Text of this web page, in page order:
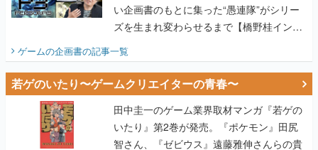
い企画書のもとに集った“愚連隊”がシリー
ズを生まれ変わらせるまで【橋野桂インタ
ゲームの企画書の記事一覧
若ゲのいたり〜ゲームクリエイターの青春〜
田中圭一のゲーム業界取材マンガ『若ゲの
いたり』第2巻が発売。『ポケモン』田尻
智さん、『ゼビウス』遠藤雅伸さんらの貴